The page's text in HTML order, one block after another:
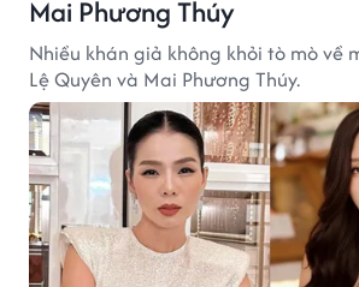
Mai Phương Thúy
Nhiều khán giả không khỏi tò mò về
Lệ Quyên và Mai Phương Thúy.